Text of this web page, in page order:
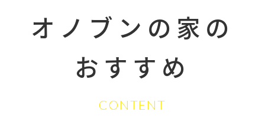
オノブンの家の
おすすめ
CONTENT